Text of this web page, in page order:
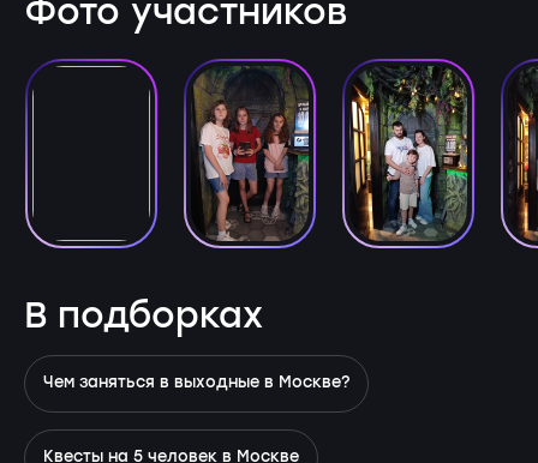
Фото участников
В подборках
Чем заняться в выходные в Москве?
Квесты на 5 человек в Москве